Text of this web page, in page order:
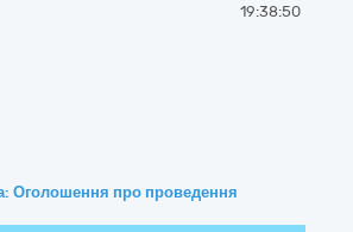
19:38:50
Оголошення про проведення